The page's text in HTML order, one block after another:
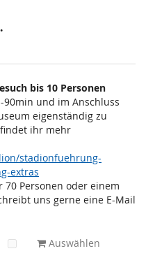
bis 10 Personen
und im Anschluss
eigenständig zu
ihr mehr
stadionfuehrung-
extras
Personen oder einem
uns gerne eine E-Mail
Auswählen